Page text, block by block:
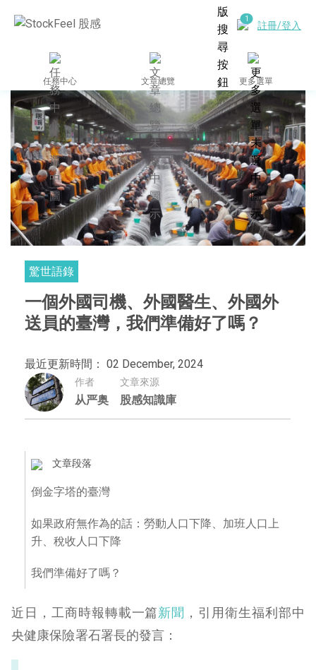
註冊/登入
任務中心 文章總覽 更多選單
驚世語錄
一個外國司機、外國醫生、外國外
送員的臺灣，我們準備好了嗎？
最近更新時間： 02 December, 2024
作者
从严奥
文章來源
股感知識庫
文章段落
倒金字塔的臺灣
如果政府無作為的話：勞動人口下降、加班人口上
升、稅收人口下降
我們準備好了嗎？
近日，工商時報轉載一篇新聞 ，引用衛生福利部中
央健康保險署石署長的發言：